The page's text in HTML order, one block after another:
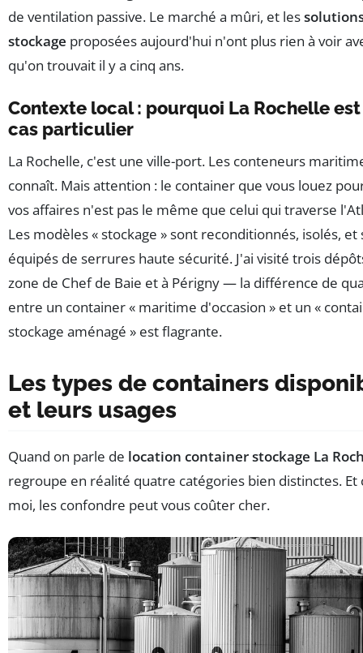
de ventilation passive. Le marché a mûri, et les
stockage proposées aujourd'hui n'ont plus rien à voir
qu'on trouvait il y a cinq ans.
Contexte local : pourquoi La Rochelle
cas particulier
La Rochelle, c'est une ville-port. Les conteneurs
connaît. Mais attention : le container que vous louez
vos affaires n'est pas le même que celui qui traverse
Les modèles « stockage » sont reconditionnés, isolés, et
équipés de serrures haute sécurité. J'ai visité trois
zone de Chef de Baie et à Périgny — la différence de
entre un container « maritime d'occasion » et un «
stockage aménagé » est flagrante.
Les types de containers
et leurs usages
Quand on parle de location container stockage La
regroupe en réalité quatre catégories bien distinctes. Et
moi, les confondre peut vous coûter cher.